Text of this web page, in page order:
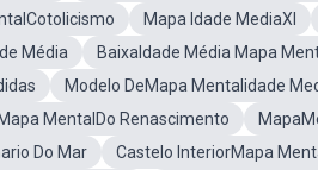
Mapa Idade MediaXI
Média
BaixaIdade Média Mapa
Modelo DeMapa Mentalidade
Mapa MentalDo Renascimento
Do Mar
Castelo InteriorMapa